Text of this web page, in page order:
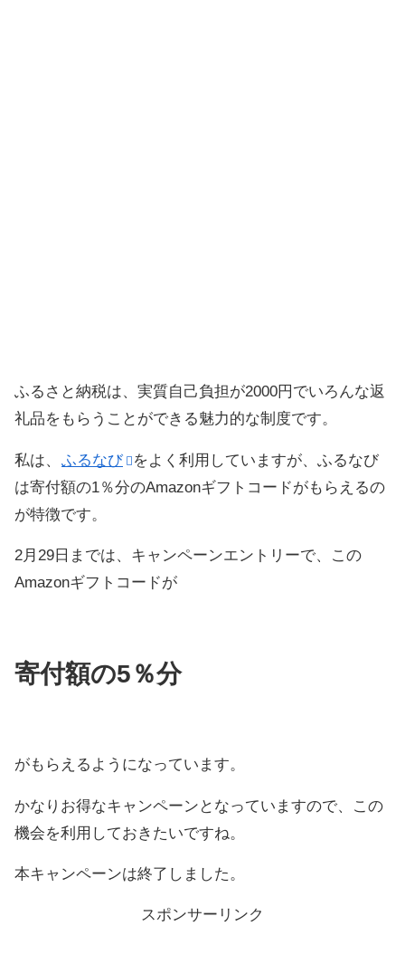
ふるさと納税は、実質自己負担が2000円でいろんな返
礼品をもらうことができる魅力的な制度です。
私は、 ふるなび
をよく利用していますが、ふるなび
は寄付額の1％分のAmazonギフトコードがもらえるの
が特徴です。
2月29日までは、キャンペーンエントリーで、この
Amazonギフトコードが
寄付額の5％分
がもらえるようになっています。
かなりお得なキャンペーンとなっていますので、この
機会を利用しておきたいですね。
本キャンペーンは終了しました。
スポンサーリンク